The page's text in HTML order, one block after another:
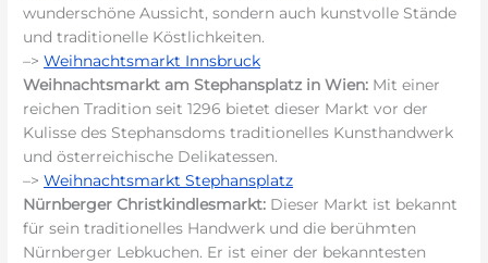
wunderschöne Aussicht, sondern auch kunstvolle Stände
und traditionelle Köstlichkeiten.
–>Weihnachtsmarkt Innsbruck
Weihnachtsmarkt am Stephansplatz in Wien: Mit einer
reichen Tradition seit 1296 bietet dieser Markt vor der
Kulisse des Stephansdoms traditionelles Kunsthandwerk
und österreichische Delikatessen.
–>Weihnachtsmarkt Stephansplatz
Nürnberger Christkindlesmarkt: Dieser Markt ist bekannt
für sein traditionelles Handwerk und die berühmten
Nürnberger Lebkuchen. Er ist einer der bekanntesten